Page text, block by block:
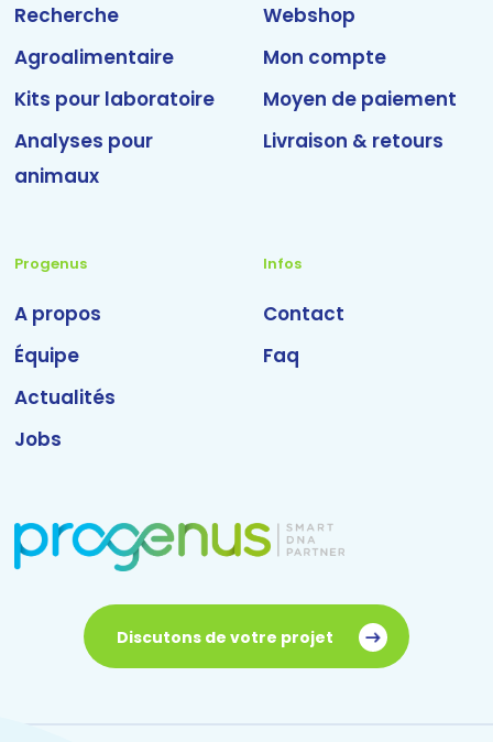
Recherche
Agroalimentaire
Kits pour laboratoire
Analyses pour
animaux
Webshop
Mon compte
Moyen de paiement
Livraison & retours
Progenus
A propos
Équipe
Actualités
Jobs
Infos
Contact
Faq
Discutons de votre projet